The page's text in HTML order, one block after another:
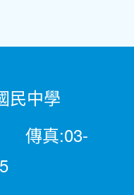
民中學
傳真:03-